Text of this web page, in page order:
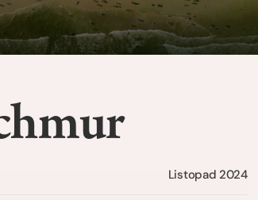
Listopad 2024